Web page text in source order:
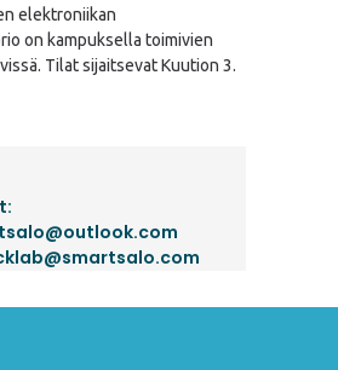
elektroniikan
on kampuksella toimivien
Tilat sijaitsevat Kuution 3.